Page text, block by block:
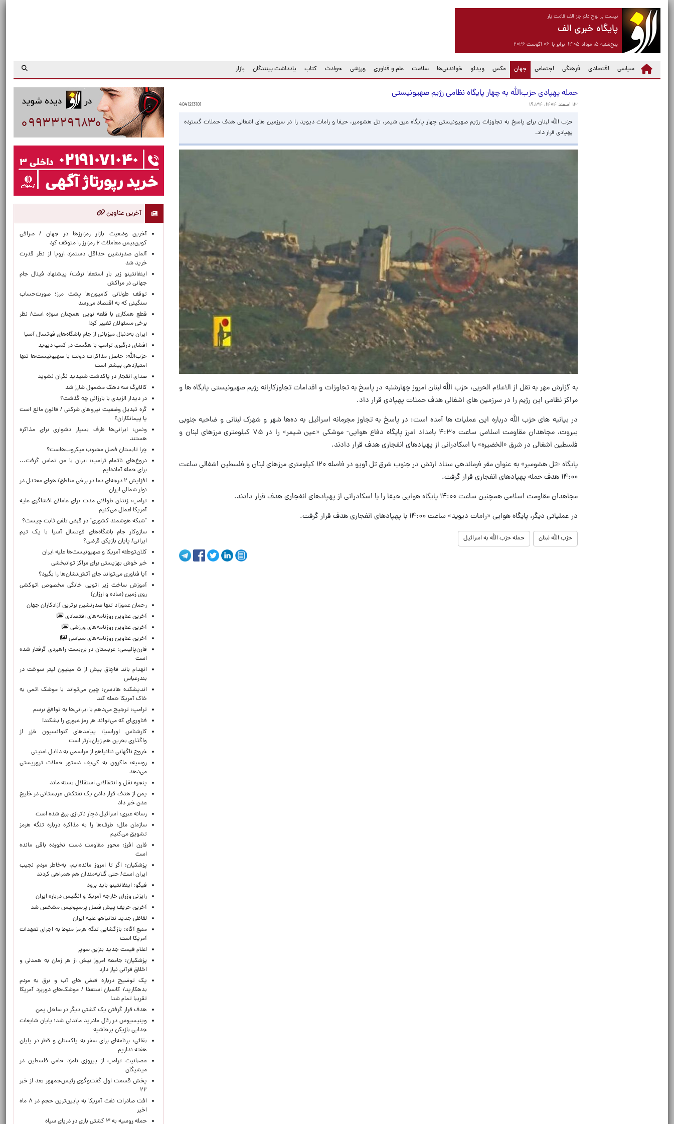
نیست بر لوح دلم جز الف قامت یار
پایگاه خبری الف
پنج‌شنبه ۱۵ مرداد ۱۴۰۵ برابر با ۰۶ آگوست ۲۰۲۶
سیاسی اقتصادی فرهنگی اجتماعی جهان
(current) عکس ویدئو خواندنی‌ها سلامت علم و فناوری ورزشی حوادث کتاب یادداشت بینندگان بازار
حمله پهپادی حزب‌الله به چهار پایگاه نظامی رژیم صهیونیستی
۱۳ اسفند ۱۴۰۴، ۱۹:۳۴ 4041213101
حزب الله لبنان برای پاسخ به تجاوزات رژیم صهیونیستی چهار پایگاه عین شیمر، تل هشومیر، حیفا و رامات دیوید را در سرزمین های اشغالی هدف حملات گسترده
پهپادی قرار داد.
به گزارش مهر به نقل از الاعلام الحربی، حزب الله لبنان امروز چهارشنبه در پاسخ به تجاوزات و اقدامات تجاوزکارانه رژیم صهیونیستی پایگاه ها و
مراکز نظامی این رژیم را در سرزمین های اشغالی هدف حملات پهپادی قرار داد.
در بیانیه های حزب الله درباره این عملیات ها آمده است: در پاسخ به تجاوز مجرمانه اسرائیل به ده‌ها شهر و شهرک لبنانی و ضاحیه جنوبی
بیروت، مجاهدان مقاومت اسلامی ساعت ۴:۳۰ بامداد امرز پایگاه دفاع هوایی- موشکی «عین شیمر» را در ۷۵ کیلومتری مرزهای لبنان و
فلسطین اشغالی در شرق «الخضیره» با اسکادرانی از پهپادهای انفجاری هدف قرار دادند.
پایگاه «تل هشومیر» به عنوان مقر فرماندهی ستاد ارتش در جنوب شرق تل آویو در فاصله ۱۲۰ کیلومتری مرزهای لبنان و فلسطین اشغالی ساعت
۱۴:۰۰ هدف حمله پهپادهای انفجاری قرار گرفت.
مجاهدان مقاومت اسلامی همچنین ساعت ۱۴:۰۰ پایگاه هوایی حیفا را با اسکادرانی از پهپادهای انفجاری هدف قرار دادند.
در عملیاتی دیگر، پایگاه هوایی «رامات دیوید» ساعت ۱۴:۰۰ با پهپادهای انفجاری هدف قرار گرفت.
حزب الله لبنان حمله حزب الله به اسرائیل
آخرین عناوین
آخرین وضعیت بازار رمزارزها در جهان / صرافی
کوین‌بیس معاملات ۶ رمزارز را متوقف کرد
آلمان صدرنشین حداقل دستمزد اروپا از نظر قدرت
خرید شد
اینفانتینو زیر بار استعفا نرفت/ پیشنهاد فینال جام
جهانی در مراکش
توقف طولانی کامیون‌ها پشت مرز؛ صورت‌حساب
سنگینی که به اقتصاد می‌رسد
قطع همکاری با قلعه نویی همچنان سوژه است/ نظر
برخی مسئولان تغییر کرد!
ایران به‌دنبال میزبانی از جام باشگاه‌های فوتسال آسیا
افشای درگیری ترامپ با هگست در کمپ دیوید
حزب‌الله: حاصل مذاکرات دولت با صهیونیست‌ها تنها
امتیازدهی‌ بیشتر است
صدای انفجار در پاکدشت شنیدید نگران نشوید
کالابرگ سه دهک مشمول شارز شد
در دیدار الزیدی با بارزانی چه گذشت؟
گره تبدیل وضعیت نیروهای شرکتی / قانون مانع است
یا پیمانکاران؟
ونس: ایرانی‌ها طرف بسیار دشواری برای مذاکره
هستند
چرا تابستان فصل محبوب میکروب‌هاست؟
دروغ‌های ناتمام ترامپ: ایران با من تماس گرفت...
برای حمله آماده‌ایم
افزایش ۲ درجه‌ای دما در برخی مناطق/ هوای معتدل در
نوار شمالی ایران
ترامپ: زندان طولانی مدت برای عاملان افشاگری‌ علیه
آمریکا اعمال می‌کنیم
"شبکه هوشمند کشوری" در قبض تلفن ثابت چیست؟
سازوکار جام باشگاه‌های فوتسال آسیا با یک تیم
ایرانی/ پایان بازیکن قرضی؟
کلان‌توطئه آمریکا و صهیونیست‌ها علیه ایران
خبر خوش بهزیستی برای مراکز توانبخشی
آیا فناوری می‌تواند جای آتش‌نشان‌ها را بگیرد؟
آموزش ساخت زیر اتویی خانگی مخصوص اتوکشی
روی زمین (ساده و ارزان)
رحمان عموزاد تنها صدرنشین برترین آزادکاران جهان
آخرین عناوین روزنامه‌های اقتصادی
آخرین عناوین روزنامه‌های ورزشی
آخرین عناوین روزنامه‌های سیاسی
فارن‌پالیسی: عربستان در بن‌بست راهبردی گرفتار شده
است
انهدام باند قاچاق بیش از ۵ میلیون لیتر سوخت در
بندرعباس
اندیشکده هادسن: چین می‌تواند با موشک اتمی به
خاک آمریکا حمله کند
ترامپ: ترجیح می‌دهم با ایرانی‌‌ها به توافق برسم
فناوری‌ای که می‌تواند هر رمز عبوری را بشکند!
کارشناس اوراسیا: پیامدهای کنوانسیون خزر از
واگذاری بحرین هم زیان‌بارتر است
خروج ناگهانی نتانیاهو از مراسمی به دلایل امنیتی
روسیه: ماکرون به کی‌یف دستور حملات تروریستی
می‌دهد
پنجره‌ نقل و انتقالاتی استقلال بسته ماند
یمن از هدف قرار دادن یک نفتکش عربستانی در خلیج
عدن خبر داد
رسانه عبری: اسرائیل دچار ناترازی برق شده است
سازمان ملل: طرف‌ها را به مذاکره درباره تنگه هرمز
تشویق می‌کنیم
فارن افرز: محور مقاومت دست نخورده باقی مانده
است
پزشکیان: اگر تا امروز مانده‌ایم، به‌خاطر مردم نجیب
ایران است/ حتی گلایه‌مندان هم همراهی کردند
فیگو: اینفانتینو باید برود
رایزنی وزرای خارجه آمریکا و انگلیس درباره ایران
آخرین حریف پیش فصل پرسپولیس مشخص شد
لفاظی جدید نتانیاهو علیه ایران
منبع آگاه: بازگشایی تنگه هرمز منوط به اجرای تعهدات
آمریکا است
اعلام قیمت جدید بنزین سوپر
پزشکیان: جامعه امروز بیش از هر زمان به همدلی و
اخلاق قرآنی نیاز دارد
یک توضیح درباره قبض های آب و برق به مردم
بدهکارید/ کاسبان استعفا / موشک‌های دوربرد آمریکا
تقریبا تمام شد!
هدف قرار گرفتن یک کشتی دیگر در ساحل یمن
وینیسیوس در رئال مادرید ماندنی شد؛ پایان شایعات
جدایی بازیکن پرحاشیه
بقائی: برنامه‌ای برای سفر به پاکستان و قطر در پایان
هفته نداریم
عصبانیت ترامپ از پیروزی نامزد حامی فلسطین در
میشیگان
پخش قسمت اول گفت‌وگوی رئیس‌جمهور بعد از خبر
۲۲
افت صادرات نفت آمریکا به پایین‌ترین حجم در ۸ ماه
اخیر
حمله روسیه به ۳ کشتی باری در دریای سیاه